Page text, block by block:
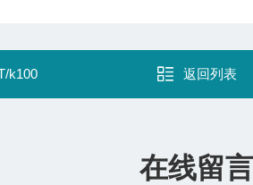
k100 返回列表
在线留言